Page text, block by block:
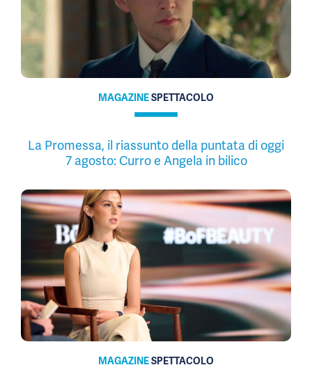
MAGAZINESPETTACOLO
La Promessa, il riassunto della puntata di oggi
7 agosto: Curro e Angela in bilico
MAGAZINESPETTACOLO